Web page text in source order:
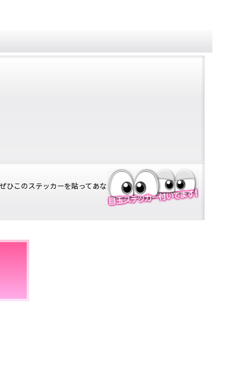
ひこのステッカーを貼ってあな